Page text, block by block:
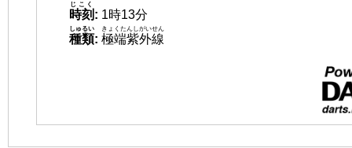
時刻
じこく
: 1時13分
種類
しゅるい
: 極端紫外線
きょくたんしがいせん